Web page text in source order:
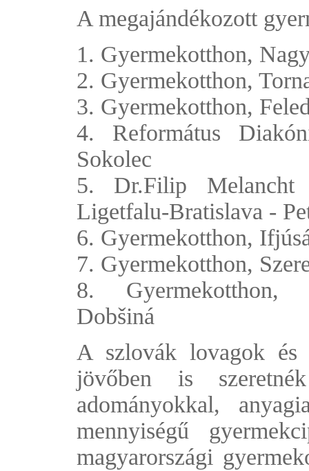
A megajándékozott
1. Gyermekotthon,
2. Gyermekotthon,
3. Gyermekotthon,
4. Református
Sokolec
5. Dr.Filip Melancht
Ligetfalu-Bratislava -
6. Gyermekotthon,
7. Gyermekotthon,
8. Gyermekotthon,
Dobšiná
A szlovák lovagok és
jövőben is
adományokkal,
mennyiségű
magyarországi